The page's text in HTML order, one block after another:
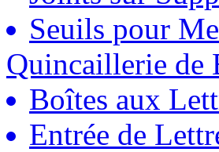
Seuils pour
Quincaillerie de
Boîtes aux
Entrée de